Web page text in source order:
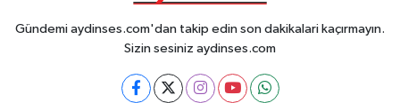
Gündemi aydinses.com'dan takip edin son dakikalari kaçırmayın.
Sizin sesiniz aydinses.com